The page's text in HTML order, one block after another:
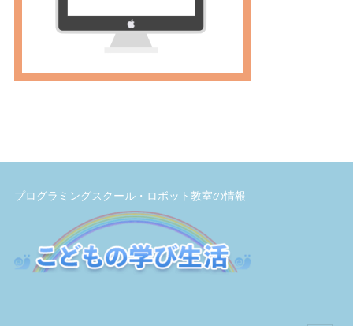
プログラミングスクール・ロボット教室の情報